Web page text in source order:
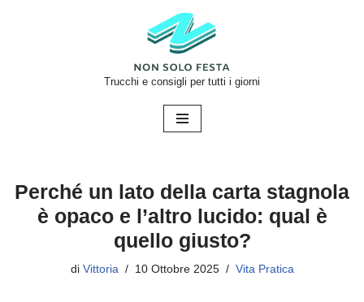
Trucchi e consigli per tutti i giorni
Perché un lato della carta stagnola
è opaco e l’altro lucido: qual è
quello giusto?
di Vittoria 10 Ottobre 2025 Vita Pratica